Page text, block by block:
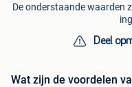
De onderstaande waarden
Deel
Wat zijn de voordelen